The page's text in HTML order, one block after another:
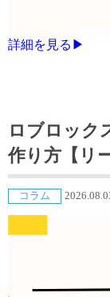
詳細を見る▶
ロブロック
作り方【リ
コラム